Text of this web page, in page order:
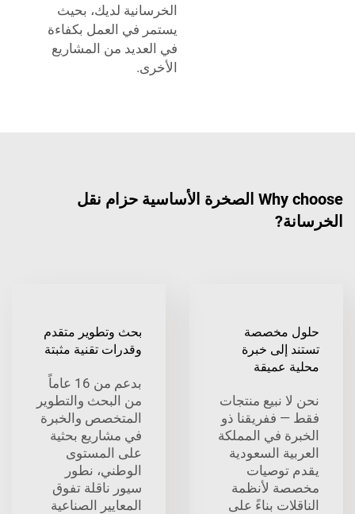
الخرسانية لديك، بحيث
يستمر في العمل بكفاءة
في العديد من المشاريع
الأخرى.
Why choose الصخرة الأساسية حزام نقل
الخرسانة?
حلول مخصصة
تستند إلى خبرة
محلية عميقة
نحن لا نبيع منتجات
فقط — ففريقنا ذو
الخبرة في المملكة
العربية السعودية
يقدم توصيات
مخصصة لأنظمة
الناقلات بناءً على
بحث وتطوير متقدم
وقدرات تقنية مثبتة
بدعم من 16 عاماً
من البحث والتطوير
المتخصص والخبرة
في مشاريع بحثية
على المستوى
الوطني، نطور
سيور ناقلة تفوق
المعايير الصناعية